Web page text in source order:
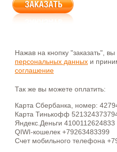
Нажав на кнопку "заказать",
персональных данных и
соглашение
Так же вы можете оплатить:
Карта Сбербанка, номер:
Карта Тинькофф
Яндекс.Деньги 4100112624833
QIWI-кошелек +79263483399
Счет мобильного телефона